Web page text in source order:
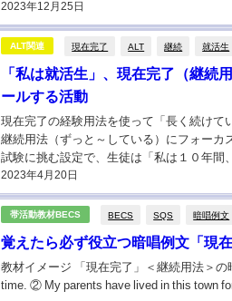
2023年12月25日
法であれば「私は１０年間、ずっとトイレ
ALT関連 現在完了 ALT 継続 就活生
「私は就活生」、現在完了（継続
ールする活動
2023年4月20日
現在完了の経験用法を使って「長く続けて
継続用法（ずっと～している）にフォーカ
試験に挑む設定で、生徒は「私は１０年間
練の技をアピールします。 この活動は、生
帯活動教材BECS BECS SQS 暗唱例文
覚えたら必ず役立つ暗唱例文「現
教材イメージ 「現在完了」＜継続用法＞
time. ② My parents have lived in this town